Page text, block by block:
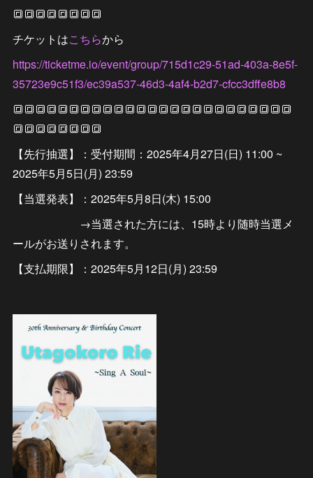
🔳🔳🔳🔳🔳🔳🔳🔳
チケットはこちらから
https://ticketme.io/event/group/715d1c29-51ad-403a-8e5f-
35723e9c51f3/ec39a537-46d3-4af4-b2d7-cfcc3dffe8b8
🔳🔳🔳🔳🔳🔳🔳🔳🔳🔳🔳🔳🔳🔳🔳🔳🔳🔳🔳🔳🔳🔳🔳🔳🔳
🔳🔳🔳🔳🔳🔳🔳🔳
【先行抽選】：受付期間：2025年4月27日(日) 11:00 ~
2025年5月5日(月) 23:59
【当選発表】：2025年5月8日(木) 15:00
→当選された方には、15時より随時当選メ
ールがお送りされます。
【支払期限】：2025年5月12日(月) 23:59